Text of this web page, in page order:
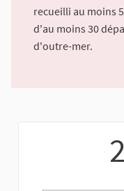
recueilli au moins
d'au moins 30
d'outre-mer.